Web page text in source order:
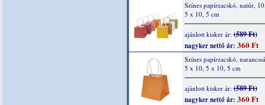
Színes papírzacskó, natúr,
5 x 10, 5 cm
ajánlott kisker ár:(589 Ft)
nagyker nettó ár: 360 Ft
Színes papírzacskó,
5 x 10, 5 x 10, 5 cm
ajánlott kisker ár:(589 Ft)
nagyker nettó ár: 360 Ft